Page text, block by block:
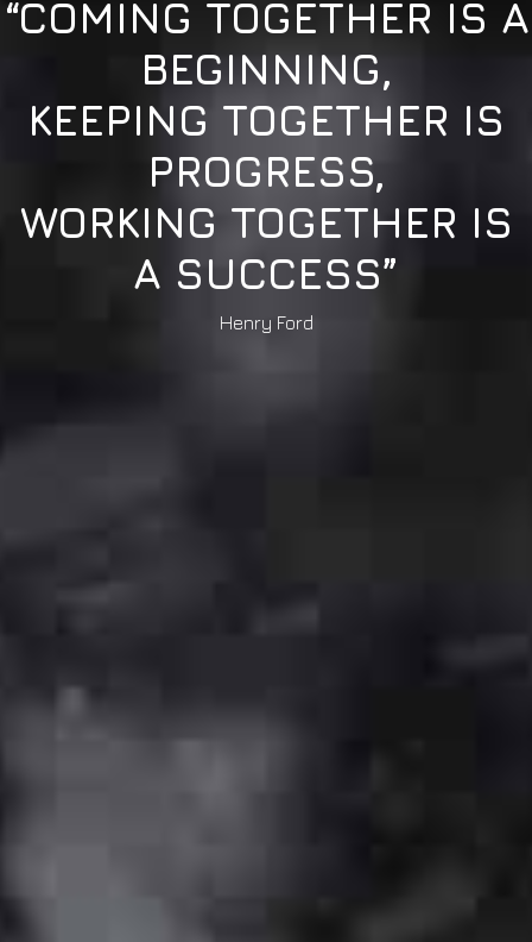
“COMING TOGETHER IS A
BEGINNING,
KEEPING TOGETHER IS
PROGRESS,
WORKING TOGETHER IS
A SUCCESS”
Henry Ford